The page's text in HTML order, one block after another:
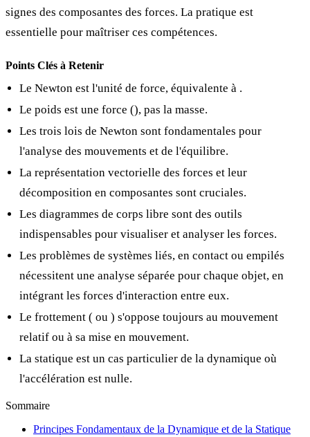
signes des composantes des forces. La pratique est
essentielle pour maîtriser ces compétences.
Points Clés à Retenir
Le Newton est l'unité de force, équivalente à .
Le poids est une force (), pas la masse.
Les trois lois de Newton sont fondamentales pour
l'analyse des mouvements et de l'équilibre.
La représentation vectorielle des forces et leur
décomposition en composantes sont cruciales.
Les diagrammes de corps libre sont des outils
indispensables pour visualiser et analyser les forces.
Les problèmes de systèmes liés, en contact ou empilés
nécessitent une analyse séparée pour chaque objet, en
intégrant les forces d'interaction entre eux.
Le frottement ( ou ) s'oppose toujours au mouvement
relatif ou à sa mise en mouvement.
La statique est un cas particulier de la dynamique où
l'accélération est nulle.
Sommaire
Principes Fondamentaux de la Dynamique et de la Statique